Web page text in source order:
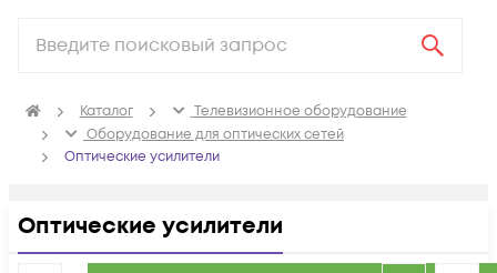
Каталог
Телевизионное оборудование
Оборудование для оптических сетей
Оптические усилители
Оптические усилители